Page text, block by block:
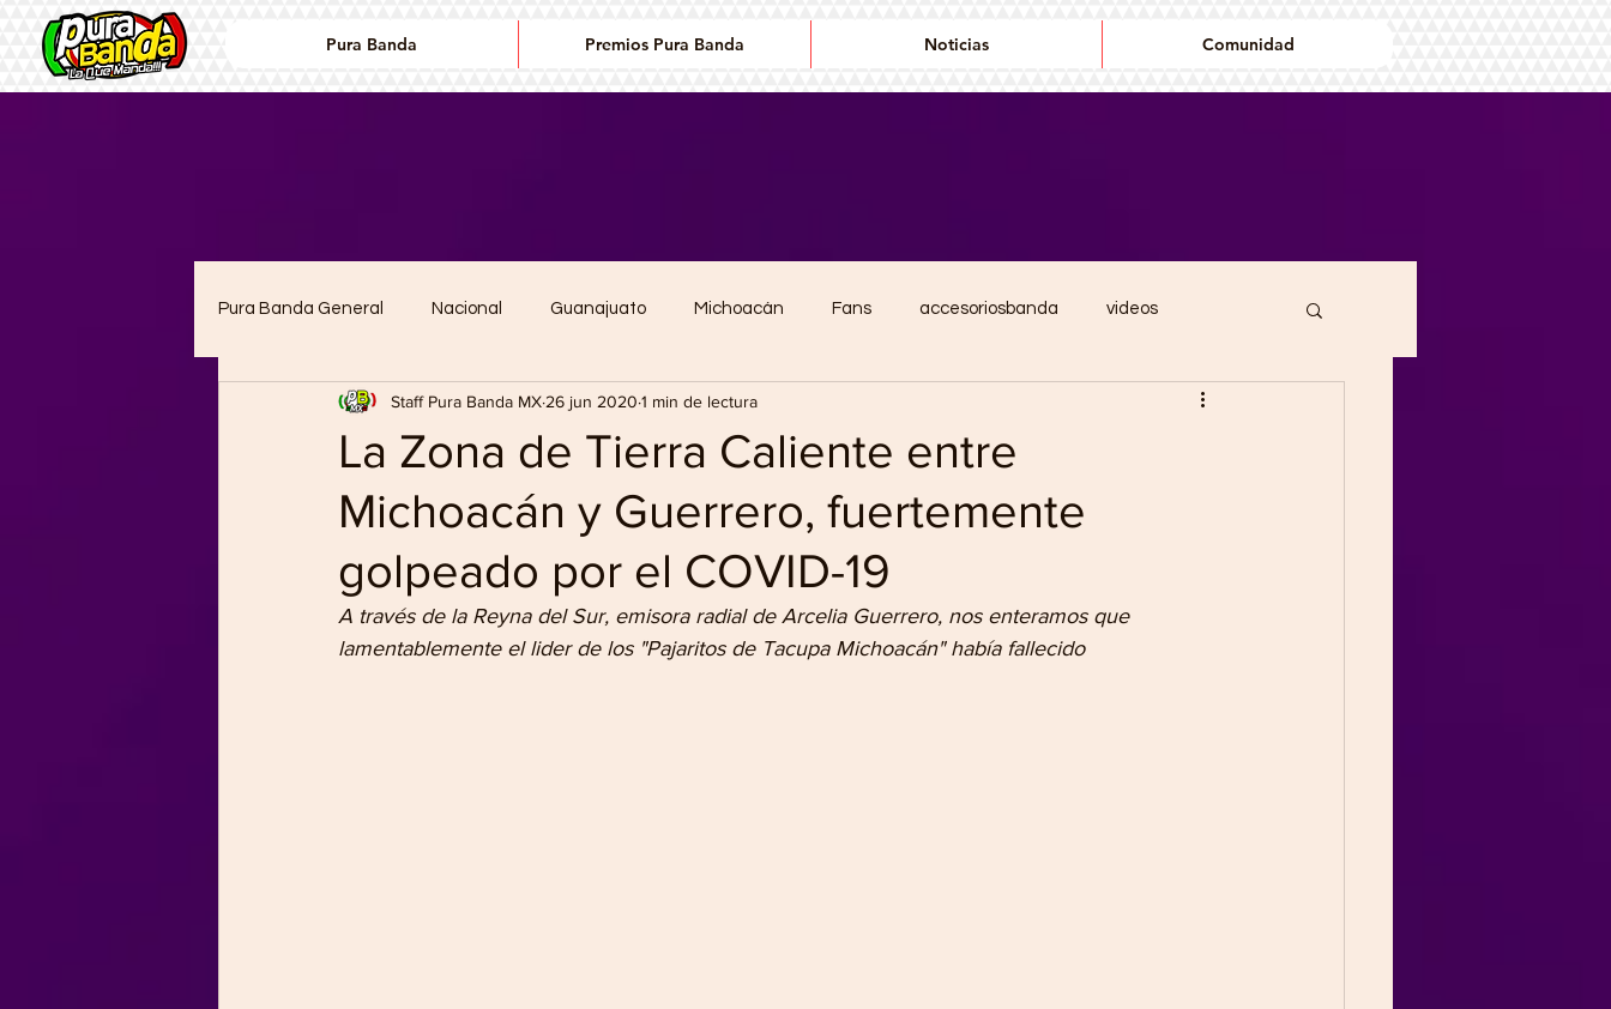
Pura Banda Premios Pura Banda Noticias Comunidad
Pura Banda General Nacional Guanajuato Michoacán Fans accesoriosbanda videos
lanzamientos Noticias conciertos Premios de la banda cancionero
La Zona de Tierra Caliente entre
Michoacán y Guerrero, fuertemente
golpeado por el COVID-19
Staff Pura Banda MX 26 jun 2020 1 min de lectura
A través de la Reyna del Sur, emisora radial de Arcelia Guerrero, nos enteramos que
lamentablemente el lider de los "Pajaritos de Tacupa Michoacán" había fallecido